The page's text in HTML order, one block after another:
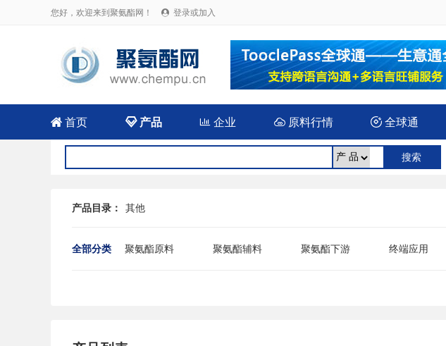
您好，欢迎来到聚氨酯网！  登录或加入
 首页 产品  企业 原料行情  全球通
产品目录： 其他
全部分类 聚氨酯原料 聚氨酯辅料 聚氨酯下游 终端应用